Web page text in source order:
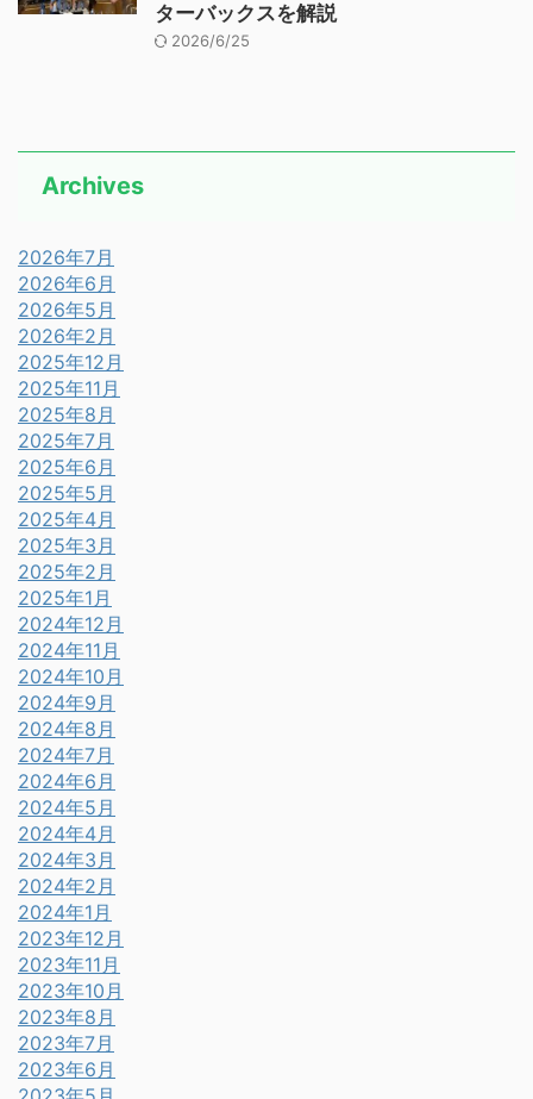
ターバックスを解説
2026/6/25
Archives
2026年7月
2026年6月
2026年5月
2026年2月
2025年12月
2025年11月
2025年8月
2025年7月
2025年6月
2025年5月
2025年4月
2025年3月
2025年2月
2025年1月
2024年12月
2024年11月
2024年10月
2024年9月
2024年8月
2024年7月
2024年6月
2024年5月
2024年4月
2024年3月
2024年2月
2024年1月
2023年12月
2023年11月
2023年10月
2023年8月
2023年7月
2023年6月